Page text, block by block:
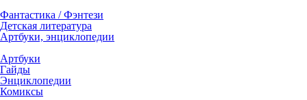
Фантастика / Фэнтези
Детская литература
Артбуки, энциклопедии
Артбуки
Гайды
Энциклопедии
Комиксы